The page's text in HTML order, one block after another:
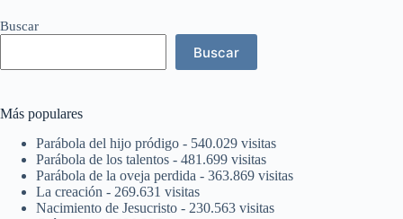
Buscar
Buscar
Más populares
Parábola del hijo pródigo - 540.029 visitas
Parábola de los talentos - 481.699 visitas
Parábola de la oveja perdida - 363.869 visitas
La creación - 269.631 visitas
Nacimiento de Jesucristo - 230.563 visitas